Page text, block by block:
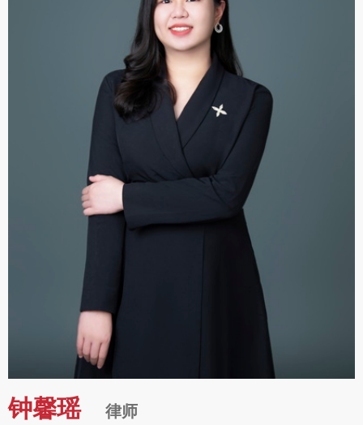
钟馨瑶 律师